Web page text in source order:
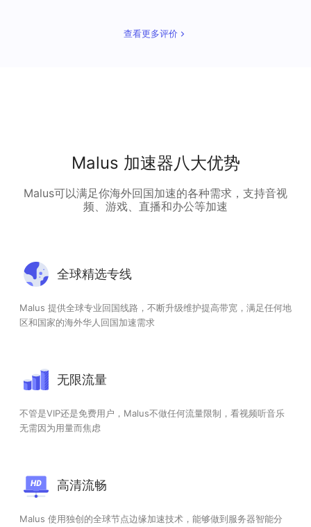
查看更多评价
Malus 加速器八大优势
Malus可以满足你海外回国加速的各种需求，支持音视
频、游戏、直播和办公等加速
全球精选专线
Malus 提供全球专业回国线路，不断升级维护提高带宽，满足任何地
区和国家的海外华人回国加速需求
无限流量
不管是VIP还是免费用户，Malus不做任何流量限制，看视频听音乐
无需因为用量而焦虑
高清流畅
Malus 使用独创的全球节点边缘加速技术，能够做到服务器智能分